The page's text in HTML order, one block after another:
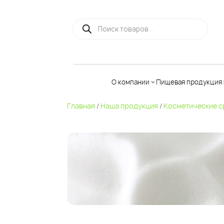
О компании Пищевая продукция
мюсли
Главная / Наша продукция / Косметические